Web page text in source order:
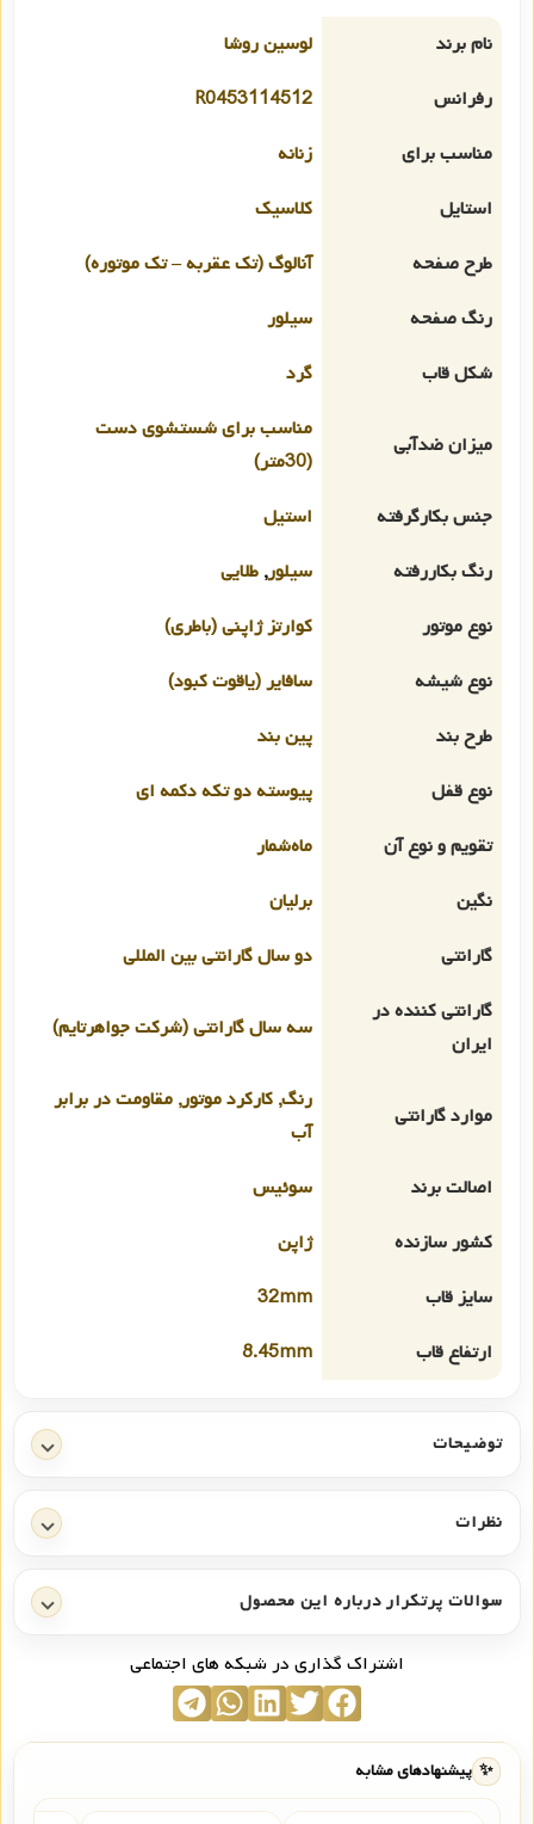
نام برند
لوسین روشا
رفرانس
R0453114512
مناسب برای
زنانه
استایل
کلاسیک
طرح صفحه
آنالوگ (تک عقربه – تک موتوره)
رنگ صفحه
سیلور
شکل قاب
گرد
میزان ضدآبی
مناسب برای شستشوی دست
(30متر)
جنس بکارگرفته
استیل
رنگ بکاررفته
سیلور, طلایی
نوع موتور
کوارتز ژاپنی (باطری)
نوع شیشه
سافایر (یاقوت کبود)
طرح بند
پین بند
نوع قفل
پیوسته دو تکه دکمه ای
تقویم و نوع آن
ماه‌شمار
نگین
برلیان
گارانتی
دو سال گارانتی بین المللی
گارانتی کننده در
ایران
سه سال گارانتی (شرکت جواهرتایم)
موارد گارانتی
رنگ, کارکرد موتور, مقاومت در برابر
آب
اصالت برند
سوئیس
کشور سازنده
ژاپن
سایز قاب
32mm
ارتفاع قاب
8.45mm
توضیحات
نظرات
سوالات پرتکرار درباره این محصول
اشتراک گذاری در شبکه های اجتماعی
✨ پیشنهادهای مشابه